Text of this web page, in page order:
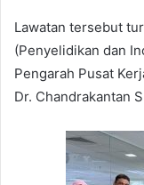
Lawatan tersebut
(Penyelidikan dan
Pengarah Pusat
Dr. Chandrakantan